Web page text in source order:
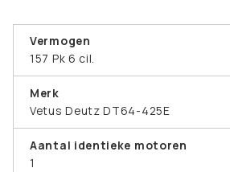
Vermogen
157 Pk 6 cil.
Merk
Vetus Deutz DT64-425E
Aantal identieke motoren
1